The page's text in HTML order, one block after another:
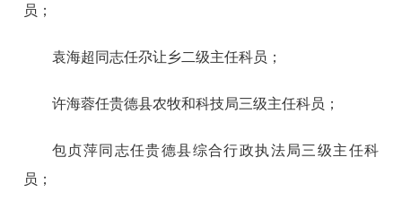
员；
袁海超同志任尕让乡二级主任科员；
许海蓉任贵德县农牧和科技局三级主任科员；
包贞萍同志任贵德县综合行政执法局三级主任科
员；